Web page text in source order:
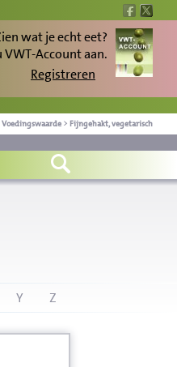
wat je echt eet?
VWT-Account aan.
Registreren
Voedingswaarde > Fijngehakt, vegetarisch
Y Z